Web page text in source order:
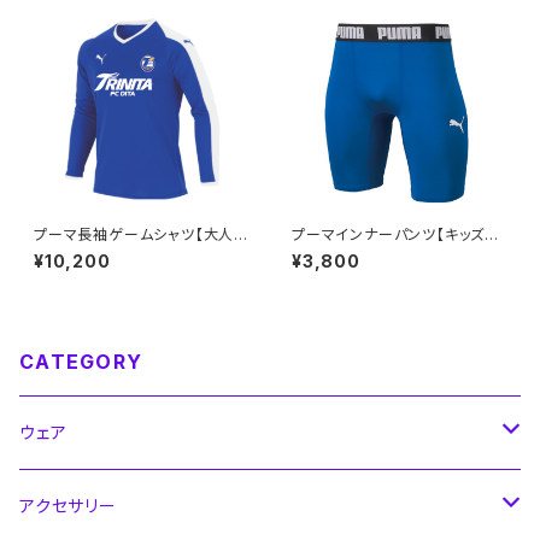
プーマ長袖ゲームシャツ【大人S
～4XL】※受注生産（納期約1.5
か月）
¥10,200
プーマインナーパンツ【キッズサ
イズ120～160】
¥3,800
CATEGORY
ウェア
シャツ
アクセサリー